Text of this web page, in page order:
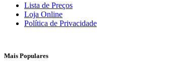
Lista de Preços
Loja Online
Política de Privacidade
Mais Populares